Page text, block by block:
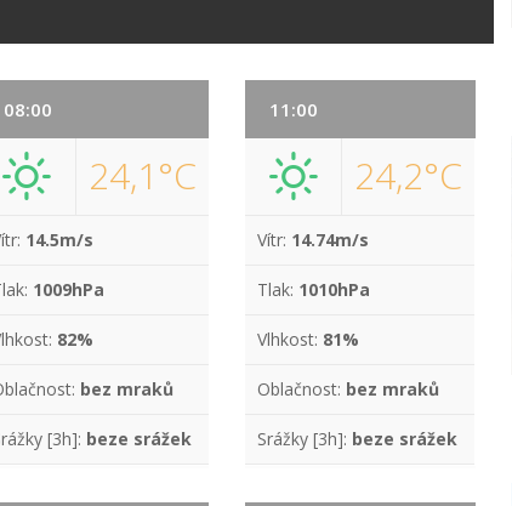
08:00
24,1°C
14.5m/s
1009hPa
82%
bez mraků
[3h]: beze srážek
11:00
24,2°C
Vítr: 14.74m/s
Tlak: 1010hPa
Vlhkost: 81%
Oblačnost: bez mraků
Srážky [3h]: beze srážek